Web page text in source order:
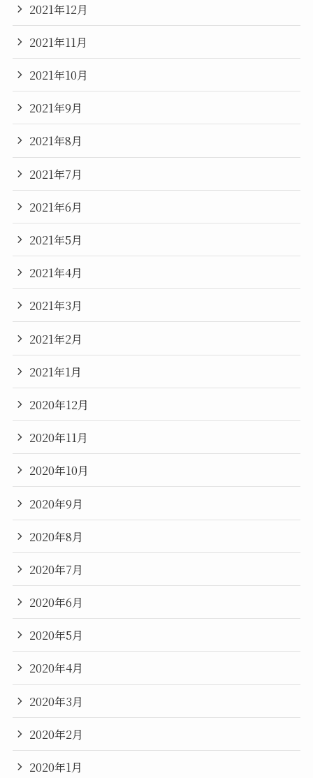
2021年12月
2021年11月
2021年10月
2021年9月
2021年8月
2021年7月
2021年6月
2021年5月
2021年4月
2021年3月
2021年2月
2021年1月
2020年12月
2020年11月
2020年10月
2020年9月
2020年8月
2020年7月
2020年6月
2020年5月
2020年4月
2020年3月
2020年2月
2020年1月